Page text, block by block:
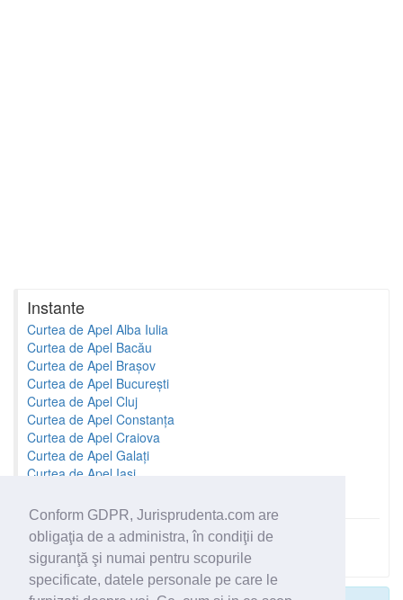
Conform GDPR, Jurisprudenta.com are
obligaţia de a administra, în condiţii de
siguranţă şi numai pentru scopurile
specificate, datele personale pe care le
Instante
Curtea de Apel Alba Iulia
Curtea de Apel Bacău
Curtea de Apel Brașov
Curtea de Apel București
Curtea de Apel Cluj
Curtea de Apel Constanța
Curtea de Apel Craiova
Curtea de Apel Galați
Curtea de Apel Iași
Toate instantele